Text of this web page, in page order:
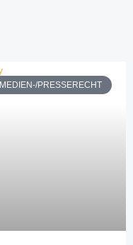
MEDIEN-/PRESSERECHT